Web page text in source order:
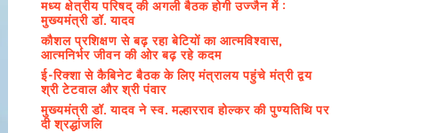
मध्य क्षेत्रीय परिषद् की अगली बैठक होगी उज्जैन में :
मुख्यमंत्री डॉ. यादव
कौशल प्रशिक्षण से बढ़ रहा बेटियों का आत्मविश्वास,
आत्मनिर्भर जीवन की ओर बढ़ रहे कदम
ई-रिक्शा से कैबिनेट बैठक के लिए मंत्रालय पहुंचे मंत्री द्वय
श्री टेटवाल और श्री पंवार
मुख्यमंत्री डॉ. यादव ने स्व. मल्हारराव होल्कर की पुण्यतिथि पर
दी श्रद्धांजलि